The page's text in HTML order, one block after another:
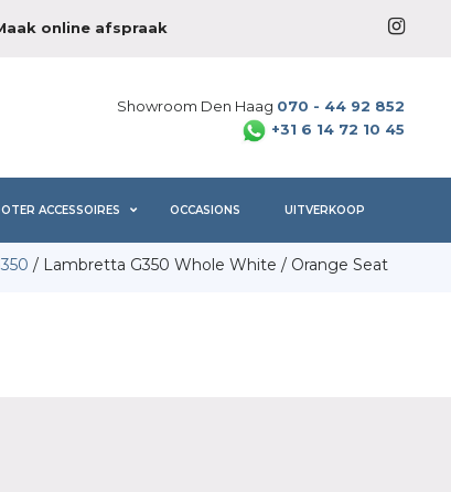
online afspraak
Showroom Den Haag 070 - 44 92 852
+31 6 14 72 10 45
ACCESSOIRES OCCASIONS UITVERKOOP
/ Lambretta G350 Whole White / Orange Seat